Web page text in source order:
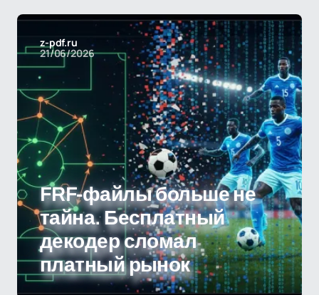
z-pdf.ru
21/06/2026
FRF-файлы больше не
тайна. Бесплатный
декодер сломал
платный рынок